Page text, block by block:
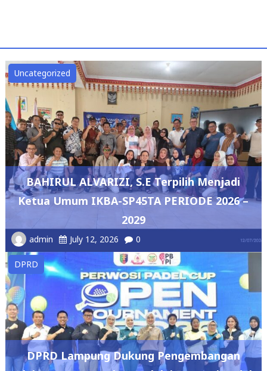
BAHIRUL ALVARIZI, S.E Terpilih Menjadi
Ketua Umum IKBA-SP45TA PERIODE 2026 –
2029
admin July 12, 2026 0
DPRD
DPRD Lampung Dukung Pengembangan
Olahraga Masyarakat Melalui Perwosi Padel
Cup Open Tournament 2026